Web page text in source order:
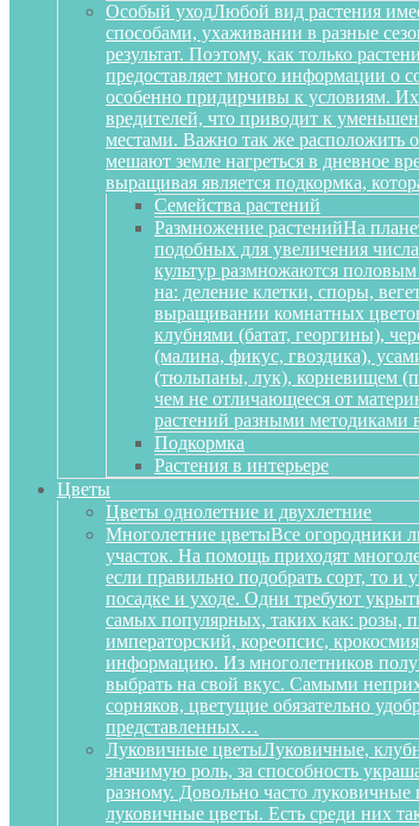
Особый уходЛюбой вид растения
способами, ухаживании в разные
результат. Поэтому, как только
предоставляет много информации о
особенно придирчивы к условиям. Их
вредителей, что приводит к
местами. Важно так же расположить
мешают земле нагреться в дневное
выращивая является подкормка,
Семейства растений
Размножение растенийНа
подобных для увеличения
культур размножаются
на: деление клетки, споры,
выращивании комнатных
клубнями (батат, георгины),
(малина, фикус, гвоздика),
(тюльпаны, лук), корневищем
чем не отличающееся от
растений разными методиками
Подкормка
Растения в интерьере
Цветы
Цветы однолетние и двухлетние
Многолетние цветыВсе огородники
участок. На помощь приходят
если правильно подобрать сорт, то и
посадке и уходе. Одни требуют
самых популярных, таких как: розы,
императорский, кореопсис,
информацию. Из многолетников
выбрать на свой вкус. Самыми
сорняков, цветущие обязательно
представленных…
Луковичные цветыЛуковичные,
значимую роль, за способность
разному. Довольно часто
луковичные цветы. Есть среди них